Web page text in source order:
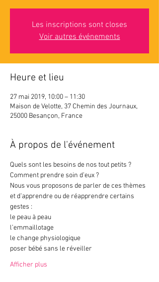
Les inscriptions sont closes
Voir autres événements
Heure et lieu
27 mai 2019, 10:00 – 11:30
Maison de Velotte, 37 Chemin des Journaux,
25000 Besançon, France
À propos de l'événement
Quels sont les besoins de nos tout petits ?
Comment prendre soin d’eux ?
Nous vous proposons de parler de ces thèmes
et d’apprendre ou de réapprendre certains
gestes :
le peau à peau
l’emmaillotage
le change physiologique
poser bébé sans le réveiller
Afficher plus